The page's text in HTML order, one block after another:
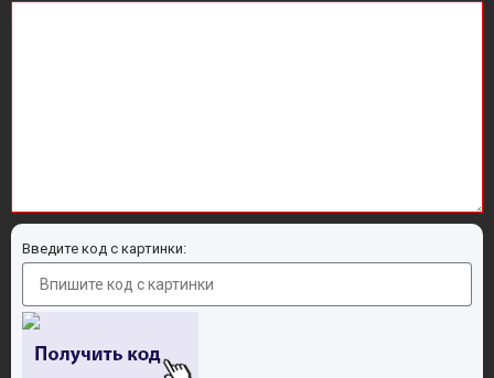
Введите код с картинки: